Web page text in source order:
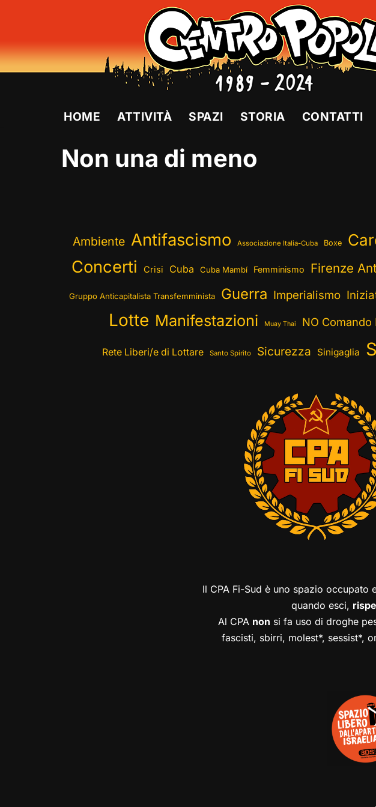
al
HOME ATTIVITÀ SPAZI STORIA CONTATTI
Non una di meno
Ambiente Antifascismo Associazione Italia-Cuba Boxe
Concerti Crisi Cuba Cuba Mambí Femminismo Firenze
Gruppo Anticapitalista Transfemminista Guerra Imperialismo
Lotte Manifestazioni Muay Thai NO Comando
Rete Liberi/e di Lottare Santo Spirito Sicurezza Sinigaglia
Il CPA Fi-Sud è uno spazio occupato
quando esci,
Al CPA non si fa uso di droghe
fascisti, sbirri, molest*, sessist*,